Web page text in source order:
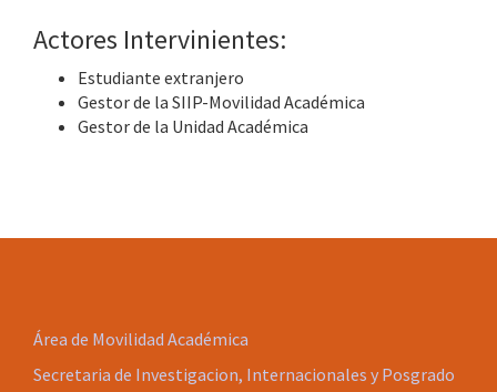
Actores Intervinientes:
Estudiante extranjero
Gestor de la SIIP-Movilidad Académica
Gestor de la Unidad Académica
Área de Movilidad Académica
Secretaria de Investigacion, Internacionales y Posgrado